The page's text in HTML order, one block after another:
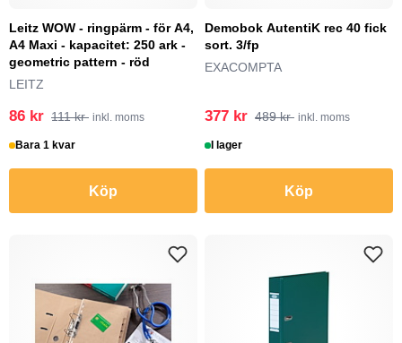
Leitz WOW - ringpärm - för A4,
A4 Maxi - kapacitet: 250 ark -
geometric pattern - röd
LEITZ
86 kr 111 kr inkl. moms
Bara 1 kvar
Köp
Demobok AutentiK rec 40 fick
sort. 3/fp
EXACOMPTA
377 kr 489 kr inkl. moms
I lager
Köp